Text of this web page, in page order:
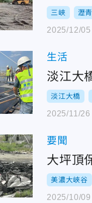
三峽 瀝青
2025/12/
生活
淡江大
淡江大橋
2025/11/
要聞
大坪頂
美濃大峽谷
2025/10/09